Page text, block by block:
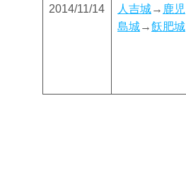
2014/11/14 人吉城→ 鹿児
島城→飫肥城